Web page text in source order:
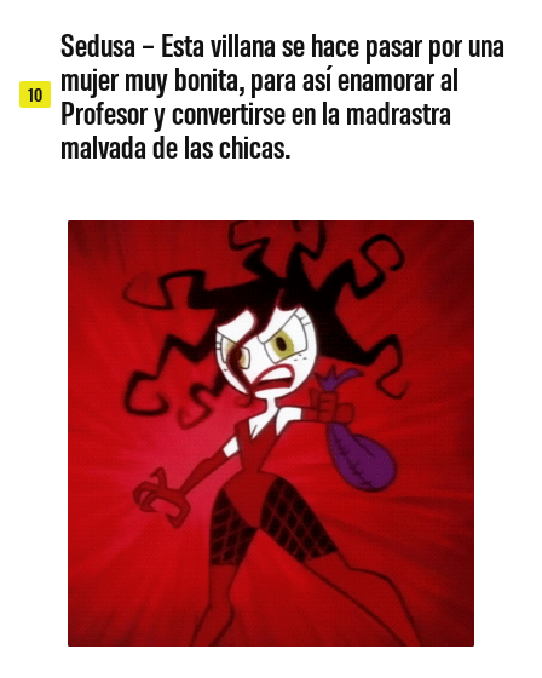
10
Sedusa – Esta villana se hace pasar por una
mujer muy bonita, para así enamorar al
Profesor y convertirse en la madrastra
malvada de las chicas.